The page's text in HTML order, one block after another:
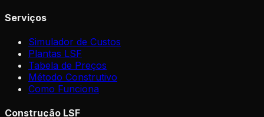
Serviços
Simulador de Custos
Plantas LSF
Tabela de Preços
Método Construtivo
Como Funciona
Construção LSF